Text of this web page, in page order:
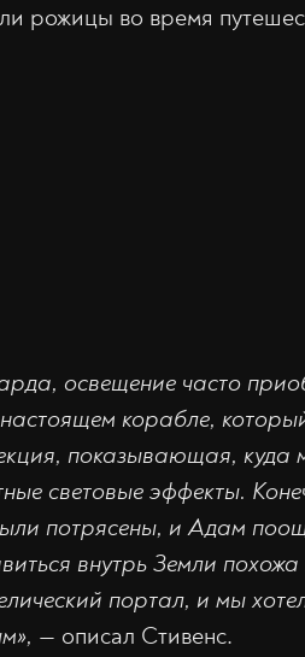
рожицы во время
освещение часто
корабле,
показывающая, куда
световые эффекты.
потрясены, и Адам
внутрь Земли похожа
портал, и мы
— описал Стивенс.